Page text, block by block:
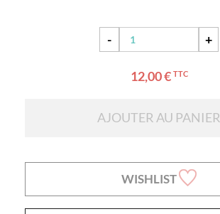
- +
12,00 € TTC
AJOUTER AU PANIER
WISHLIST